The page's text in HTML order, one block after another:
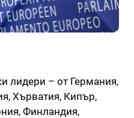
лидери – от Германия,
Хърватия, Кипър,
Финландия,